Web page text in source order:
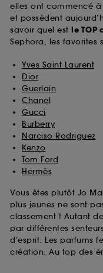
elles ont commencé
et possèdent
savoir quel est le TOP
Sephora, les favorites
Yves Saint Laurent
Dior
Guerlain
Chanel
Gucci
Burberry
Narciso Rodriguez
Kenzo
Tom Ford
Hermès
Vous êtes plutôt Jo
plus jeunes ne sont
classement ! Autant
par différentes
d’esprit. Les parfums
création. Au top des